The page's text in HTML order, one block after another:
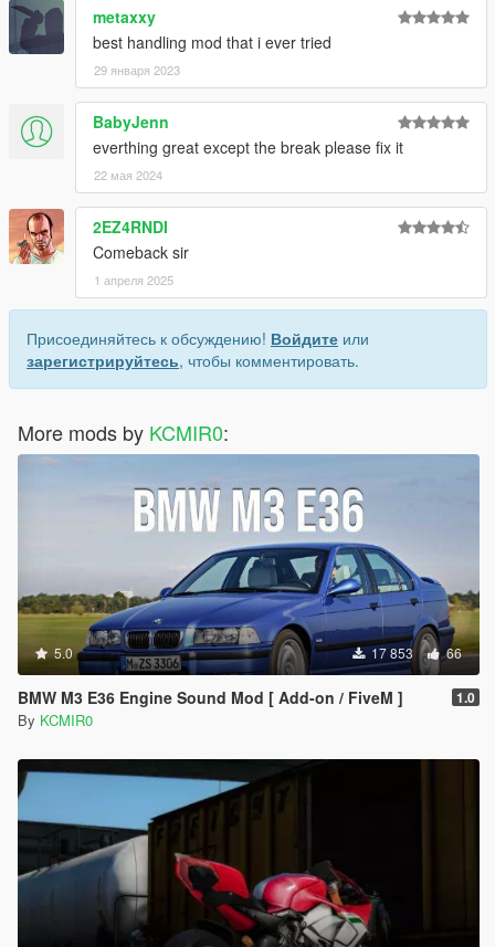
metaxxy
best handling mod that i ever tried
29 января 2023
BabyJenn
everthing great except the break please fix it
22 мая 2024
2EZ4RNDI
Comeback sir
1 апреля 2025
Присоединяйтесь к обсуждению! Войдите или
зарегистрируйтесь, чтобы комментировать.
More mods by KCMIR0:
5.0 17 853 66
BMW M3 E36 Engine Sound Mod [ Add-on / FiveM ] 1.0
By KCMIR0